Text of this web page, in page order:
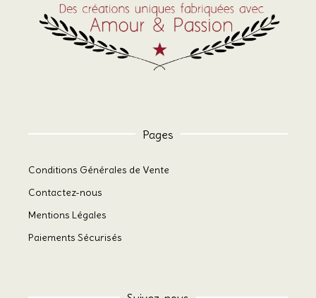
Pages
Conditions Générales de Vente
Contactez-nous
Mentions Légales
Paiements Sécurisés